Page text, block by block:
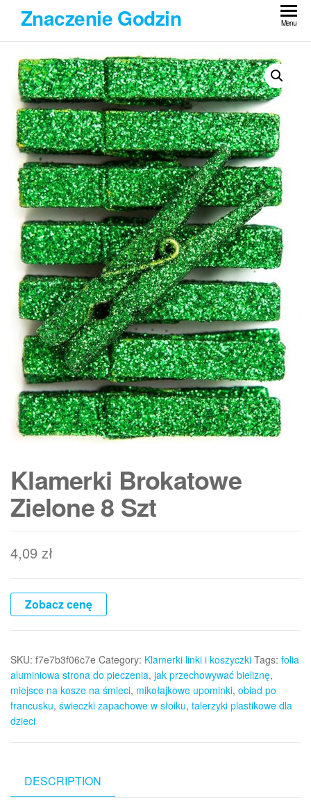
Przejdź
treści
Znaczenie Godzin Menu
Klamerki Brokatowe
Zielone 8 Szt
4,09 zł
Zobacz cenę
SKU: f7e7b3f06c7e Category: Klamerki linki i koszyczki Tags: folia
aluminiowa strona do pieczenia, jak przechowywać bieliznę,
miejsce na kosze na śmieci, mikołajkowe upominki, obiad po
francusku, świeczki zapachowe w słoiku, talerzyki plastikowe dla
dzieci
DESCRIPTION